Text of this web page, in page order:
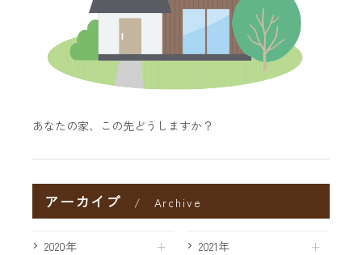
あなたの家、この先どうしますか？
アーカイブ Archive
2020年 2021年